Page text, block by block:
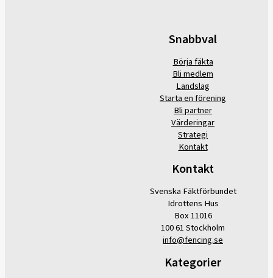
Snabbval
Börja fäkta
Bli medlem
Landslag
Starta en förening
Bli partner
Värderingar
Strategi
Kontakt
Kontakt
Svenska Fäktförbundet
Idrottens Hus
Box 11016
100 61 Stockholm
info@fencing.se
Kategorier